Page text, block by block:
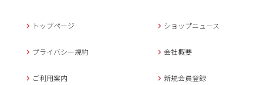
返信させていただきま
年末年始、大型連休
トップページ ショップニュース
プライバシー規約 会社概要
ご利用案内 新規会員登録